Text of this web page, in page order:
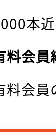
本
料会員
料会員